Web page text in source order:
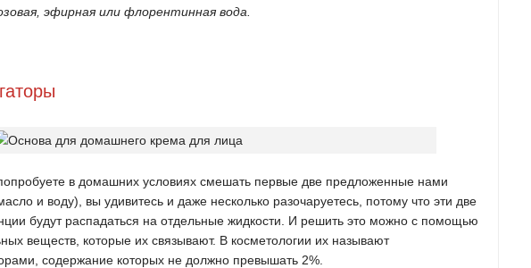
эфирная или флорентинная вода.
в домашних условиях смешать первые две предложенные нами
и воду), вы удивитесь и даже несколько разочаруетесь, потому что эти две
будут распадаться на отдельные жидкости. И решить это можно с помощью
веществ, которые их связывают. В косметологии их называют
содержание которых не должно превышать 2%.